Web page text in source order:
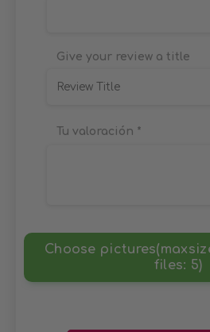
Give your review a title
Tu valoración *
Choose
files: 5)